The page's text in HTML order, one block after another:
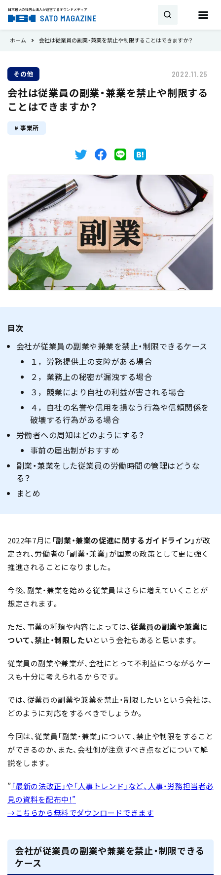
日本最大の社労士法人が運営するオウンドメディア
SATO MAGAZINEとは
新着
最新の法改正
タイミング
キーワード
試用期間 雇用契約
相談・顧問契約
就業規則
36協定
事業所
会社設立
雇用保険
厚生年金
健康保険
ホーム 会社は従業員の副業・兼業を禁止や制限することはできますか？
その他 2022.11.25
会社は従業員の副業・兼業を禁止や制限する
ことはできますか？
事業所
目次
会社が従業員の副業や兼業を禁止・制限できるケース
１，労務提供上の支障がある場合
２，業務上の秘密が漏洩する場合
３，競業により自社の利益が害される場合
４，自社の名誉や信用を損なう行為や信頼関係を
破壊する行為がある場合
労働者への周知はどのようにする？
事前の届出制がおすすめ
副業・兼業をした従業員の労働時間の管理はどうな
る？
まとめ
2022年7月に 「副業・兼業の促進に関するガイドライン」が改
定され、労働者の「副業・兼業」が国家の政策として更に強く
推進されることになりました。
今後、副業・兼業を始める従業員はさらに増えていくことが
想定されます。
ただ、事業の種類や内容によっては、従業員の副業や兼業に
ついて、禁止・制限したいという会社もあると思います。
従業員の副業や兼業が、会社にとって不利益につながるケー
スも十分に考えられるからです。
では、従業員の副業や兼業を禁止・制限したいという会社は、
どのように対応をするべきでしょうか。
今回は、従業員「副業・兼業」について、禁止や制限をすること
ができるのか、また、会社側が注意すべき点などについて解
説をします。
”「最新の法改正」や「人事トレンド」など、人事・労務担当者必
見の資料を配布中！”
→こちらから無料でダウンロードできます
会社が従業員の副業や兼業を禁止・制限できる
ケース